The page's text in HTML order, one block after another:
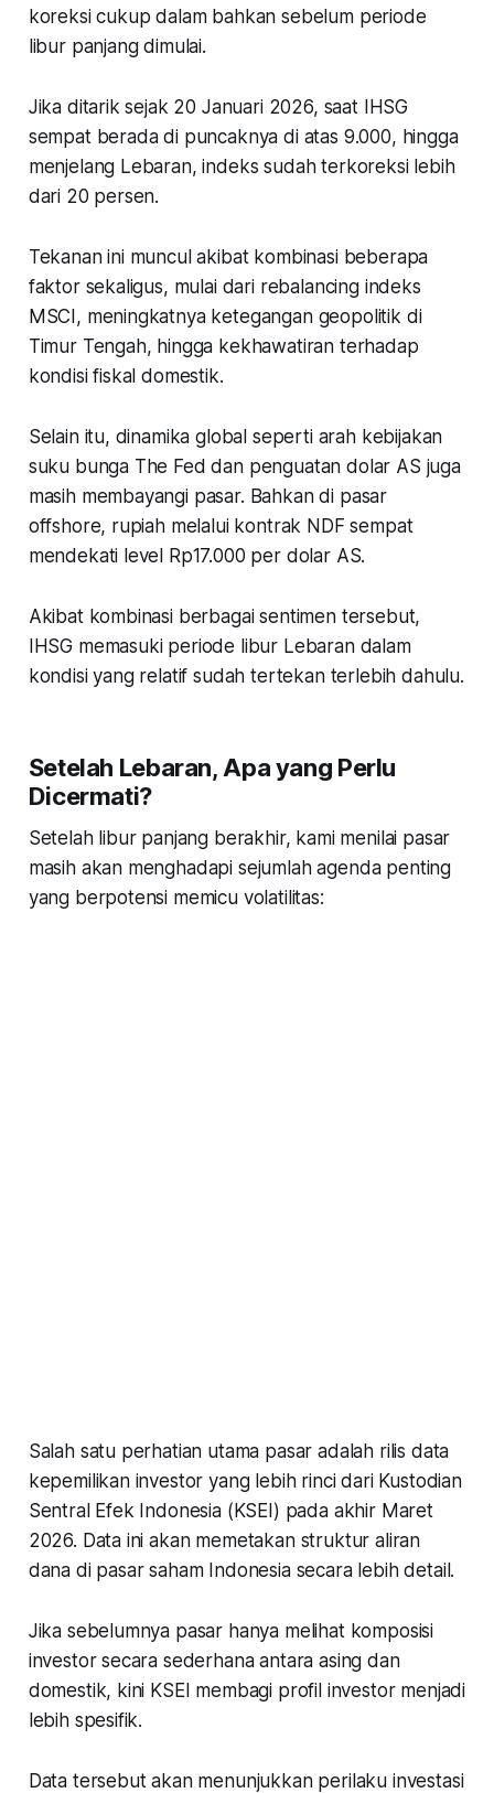
koreksi cukup dalam bahkan sebelum periode
libur panjang dimulai.
Jika ditarik sejak 20 Januari 2026, saat IHSG
sempat berada di puncaknya di atas 9.000, hingga
menjelang Lebaran, indeks sudah terkoreksi lebih
dari 20 persen.
Tekanan ini muncul akibat kombinasi beberapa
faktor sekaligus, mulai dari rebalancing indeks
MSCI, meningkatnya ketegangan geopolitik di
Timur Tengah, hingga kekhawatiran terhadap
kondisi fiskal domestik.
Selain itu, dinamika global seperti arah kebijakan
suku bunga The Fed dan penguatan dolar AS juga
masih membayangi pasar. Bahkan di pasar
offshore, rupiah melalui kontrak NDF sempat
mendekati level Rp17.000 per dolar AS.
Akibat kombinasi berbagai sentimen tersebut,
IHSG memasuki periode libur Lebaran dalam
kondisi yang relatif sudah tertekan terlebih dahulu.
Setelah Lebaran, Apa yang Perlu
Dicermati?
Setelah libur panjang berakhir, kami menilai pasar
masih akan menghadapi sejumlah agenda penting
yang berpotensi memicu volatilitas:
Salah satu perhatian utama pasar adalah rilis data
kepemilikan investor yang lebih rinci dari Kustodian
Sentral Efek Indonesia (KSEI) pada akhir Maret
2026. Data ini akan memetakan struktur aliran
dana di pasar saham Indonesia secara lebih detail.
Jika sebelumnya pasar hanya melihat komposisi
investor secara sederhana antara asing dan
domestik, kini KSEI membagi profil investor menjadi
lebih spesifik.
Data tersebut akan menunjukkan perilaku investasi